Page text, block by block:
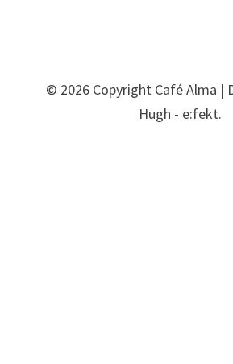
© 2026 Copyright Café Alma |
Hugh - e:fekt.